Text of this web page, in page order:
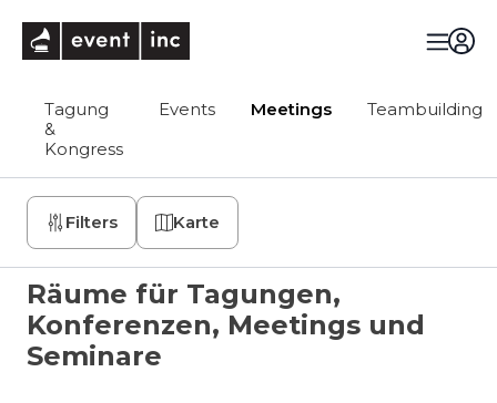
Tagung
&
Kongress
Events Meetings Teambuilding
Filters Karte
Räume für Tagungen,
Konferenzen, Meetings und
Seminare